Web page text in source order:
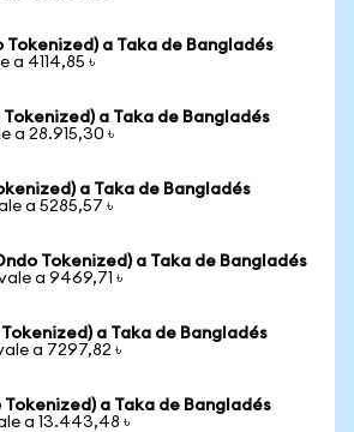
Tokenized) a Taka de Bangladés
a 4114,85 ৳
Tokenized) a Taka de Bangladés
a 28.915,30 ৳
a Taka de Bangladés
a 5285,57 ৳
Tokenized) a Taka de Bangladés
a 9469,71 ৳
Tokenized) a Taka de Bangladés
a 7297,82 ৳
a Taka de Bangladés
a 13.443,48 ৳